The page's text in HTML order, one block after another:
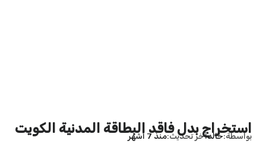
استخراج بدل فاقد البطاقة المدنية الكويت
بواسطة خالدآخر تحديث منذ 7 أشهر